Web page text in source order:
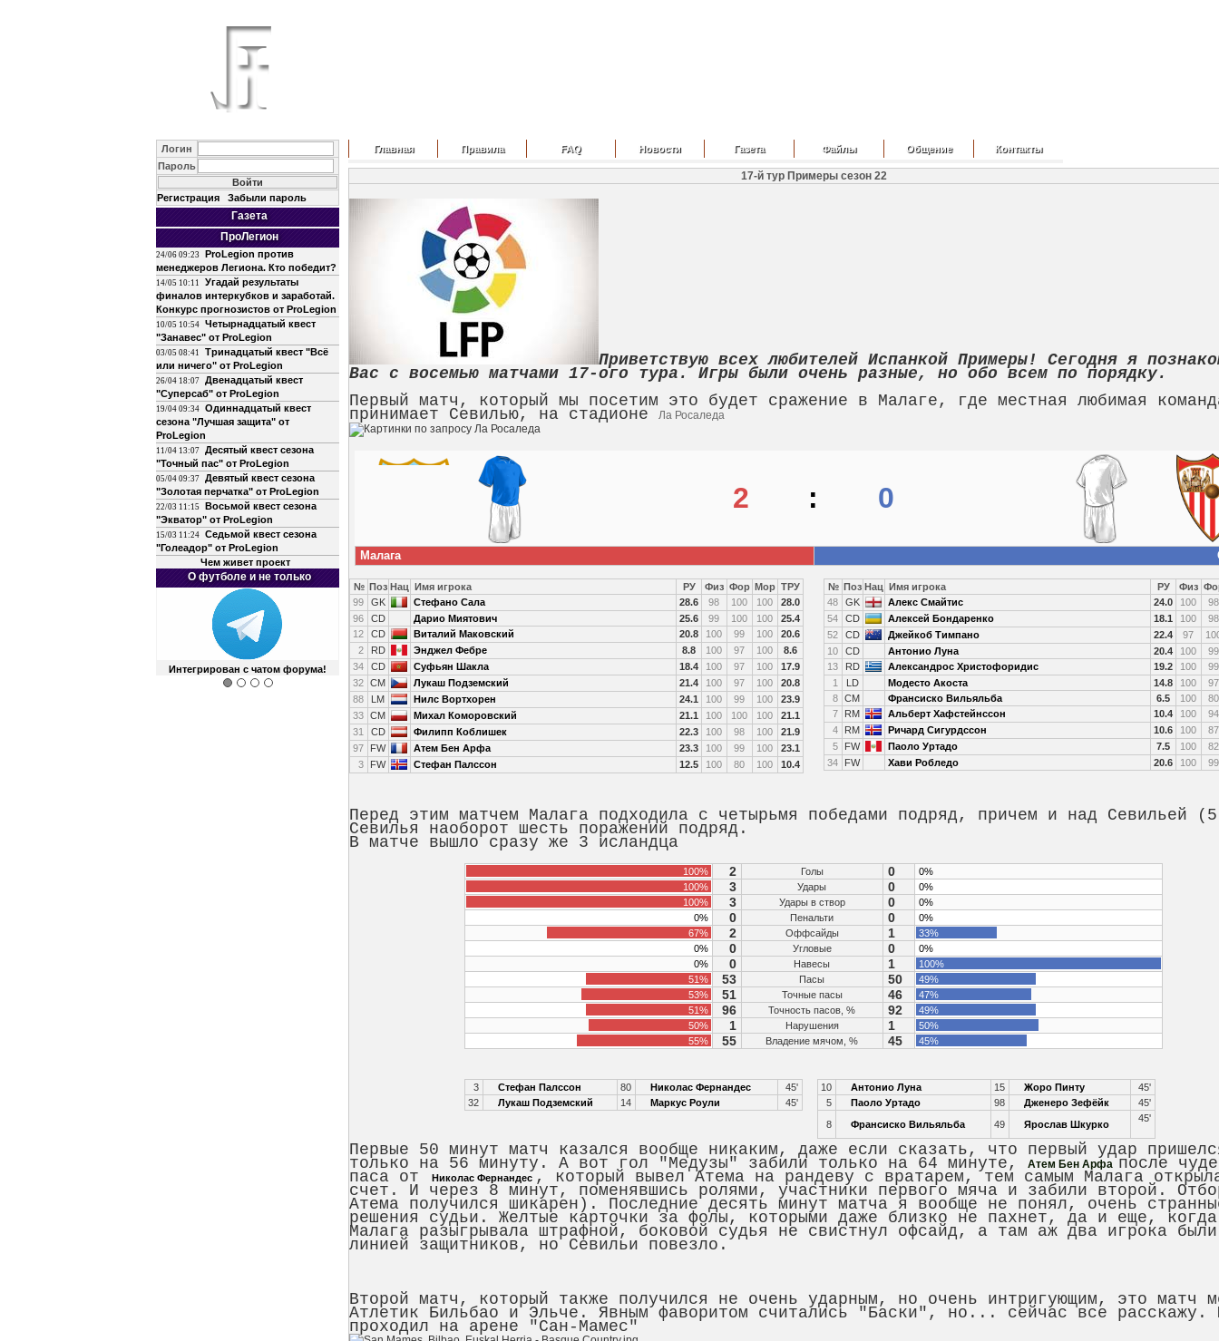
Логин
Пароль
Регистрация Забыли пароль
Газета
ПроЛегион
24/06 09:23
ProLegion против
менеджеров Легиона. Кто победит?
14/05 10:11
Угадай результаты
финалов интеркубков и заработай.
Конкурс прогнозистов от ProLegion
10/05 10:54 Четырнадцатый квест
"Занавес" от ProLegion
03/05 08:41
Тринадцатый квест "Всё
или ничего" от ProLegion
26/04 18:07 Двенадцатый квест
"Суперсаб" от ProLegion
19/04 09:34 Одиннадцатый квест
сезона "Лучшая защита" от
ProLegion
11/04 13:07 Десятый квест сезона
"Точный пас" от ProLegion
05/04 09:37 Девятый квест сезона
"Золотая перчатка" от ProLegion
22/03 11:15
Восьмой квест сезона
"Экватор" от ProLegion
15/03 11:24 Седьмой квест сезона
"Голеадор" от ProLegion
Чем живет проект
О футболе и не только
Интегрирован с чатом форума!
Главная Правила FAQ Новости Газета Файлы Общение Контакты
17-й тур Примеры сезон 22
Приветствую всех любителей Испанкой Примеры! Сегодня я
Вас с восемью матчами 17-ого тура. Игры были очень разные, но обо всем по порядку.
Первый матч, который мы посетим это будет сражение в Малаге, где местная любимая
принимает Севилью, на стадионе Ла Росаледа
2 : 0
Малага
№ Поз Нац Имя игрока РУ Физ Фор Мор ТРУ
99
GK Стефано Сала 28.6 98 100 100
28.0
96
CD Дарио Миятович 25.6 99 100 100
25.4
12
CD Виталий Маковский 20.8 100 99 100
20.6
2
RD Энджел Фебре 8.8 100 97 100
8.6
34
CD Суфьян Шакла 18.4 100 97 100
17.9
32 CM Лукаш Подземский 21.4 100 97 100
20.8
88
LM Нилс Вортхорен 24.1 100 99 100
23.9
33 CM Михал Коморовский 21.1 100 100 100
21.1
31
CD Филипп Коблишек 22.3 100 98 100
21.9
97
FW Атем Бен Арфа 23.3 100 99 100
23.1
3
FW Стефан Палссон 12.5 100 80 100 10.4
№ Поз Нац Имя игрока РУ Физ
48
GK Алекс Смайтис 24.0 100
98
54
CD Алексей Бондаренко 18.1 100
98
52
CD Джейкоб Тимпано 22.4 97
10
CD Антонио Луна 20.4 100
99
13
RD Александрос Христофоридис 19.2 100
99
1
LD Модесто Акоста 14.8 100
97
8 CM Франсиско Вильяльба 6.5 100
80
7
RM Альберт Хафстейнссон 10.4 100
94
4
RM Ричард Сигурдссон 10.6 100
87
5
FW Паоло Уртадо 7.5 100
82
34
FW Хави Робледо 20.6 100 99
Перед этим матчем Малага подходила с четырьмя победами подряд, причем и над Севильей
Севилья наоборот шесть поражений подряд.
В матче вышло сразу же 3 исландца
100% 2 Голы 0
0%
100%
3 Удары 0
0%
100%
3 Удары в створ 0
0%
0%
0 Пенальти 0
0%
67%
2 Оффсайды 1
33%
0%
0 Угловые 0
0%
0%
0 Навесы 1
100%
51%
53 Пасы 50
49%
53%
51 Точные пасы 46
47%
51%
96 Точность пасов, % 92
49%
50%
1 Нарушения 1
50%
55%
55 Владение мячом, % 45 45%
3 Стефан Палссон 80 Николас Фернандес
45'
32
Лукаш Подземский 14 Маркус Роули 45'
10 Антонио Луна 15 Жоро Пинту
45'
5
Паоло Уртадо 98 Дженеро Зефёйк
45'
8
Франсиско Вильяльба 49 Ярослав Шкурко
45'
Первые 50 минут матч казался вообще никаким, даже если сказать, что первый удар
только на 56 минуту. А вот гол "Медузы" забили только на 64 минуте, Атем Бен Арфа после
паса от Николас Фернандес , который вывел Атема на рандеву с вратарем, тем самым Малага
счет. И через 8 минут, поменявшись ролями, участники первого мяча и забили второй.
Атема получился шикарен). Последние десять минут матча я вообще не понял, очень
решения судьи. Желтые карточки за фолы, которыми даже близко не пахнет, да и еще, когда
Малага разыгрывала штрафной, боковой судья не свистнул офсайд, а там аж два игрока
линией защитников, но Севильи повезло.
Второй матч, который также получился не очень ударным, но очень интригующим, это матч
Атлетик Бильбао и Эльче. Явным фаворитом считались "Баски", но... сейчас все расскажу.
проходил на арене "Сан-Мамес"